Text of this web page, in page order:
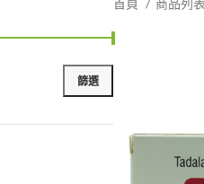
篩選
首頁 商品列表